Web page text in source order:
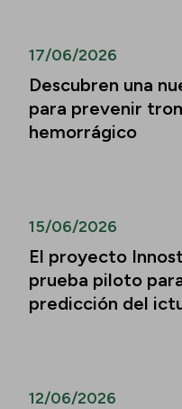
17/06/2026
Descubren una
para prevenir
hemorrágico
15/06/2026
El proyecto
prueba piloto
predicción del
12/06/2026